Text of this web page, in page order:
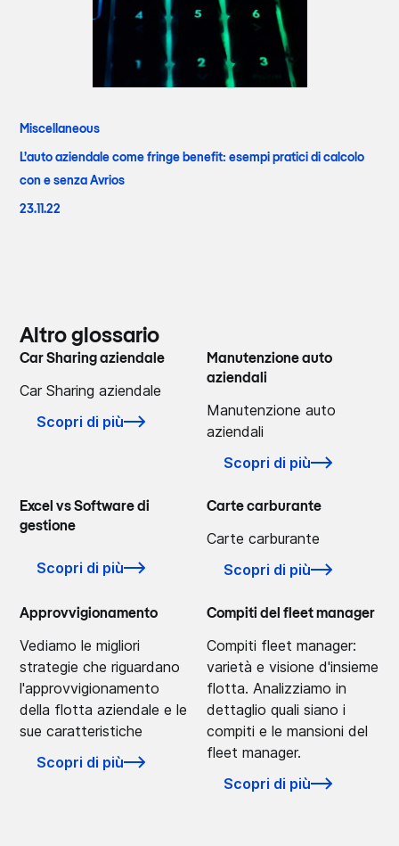
Miscellaneous
L’auto aziendale come fringe benefit: esempi pratici di calcolo
con e senza Avrios
23.11.22
Altro glossario
Car Sharing aziendale
Car Sharing aziendale
Scopri di più
Manutenzione auto
aziendali
Manutenzione auto
aziendali
Scopri di più
Excel vs Software di
gestione
Scopri di più
Carte carburante
Carte carburante
Scopri di più
Approvvigionamento
Vediamo le migliori
strategie che riguardano
l'approvvigionamento
della flotta aziendale e le
sue caratteristiche
Scopri di più
Compiti del fleet manager
Compiti fleet manager:
varietà e visione d'insieme
flotta. Analizziamo in
dettaglio quali siano i
compiti e le mansioni del
fleet manager.
Scopri di più